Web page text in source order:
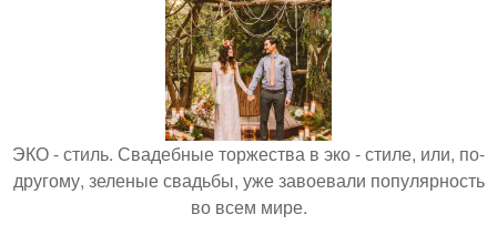
ЭКО - стиль. Свадебные торжества в эко - стиле, или, по-
другому, зеленые свадьбы, уже завоевали популярность
во всем мире.